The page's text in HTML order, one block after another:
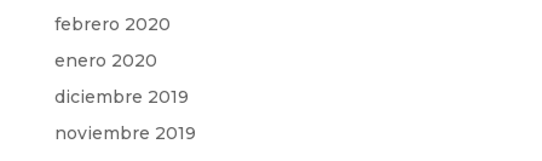
febrero 2020
enero 2020
diciembre 2019
noviembre 2019